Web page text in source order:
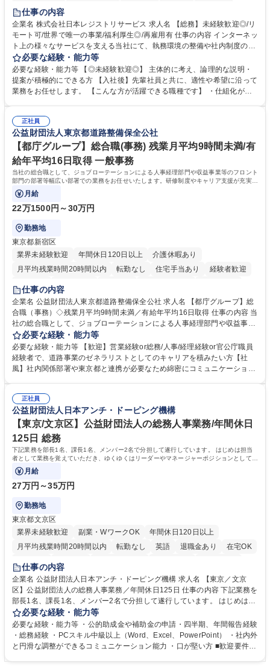
住宅手当あり
完全週休2日制
交通費支給 駅近5分以内 土日祝休み 服装自由
仕事の内容
企業名 株式会社日本レジストリサービス 求人名 【総務】未経験歓迎◎/リ
モート可/世界で唯一の事業/福利厚生◎/再雇用有 仕事の内容 インターネッ
ト上の様々なサービスを支える当社にて、執務環境の整備や社内制度の検
討、イベント運営などの幅広い業務を担当し、間接的に会社の生産性向上
や成長に貢献している部署です。 会社の全メンバーが安心して長く成果を
発揮できる環境を整えるために、毎日のメンテナンスや維持管理に加え、
新たな施策検討を積極的に行っていただき、会社全体を巻き込み課題解決
幅広い業務の体得が可能で、多様なキャリアパスを描くことも可能です。
募集職種 【総務】未経験歓迎◎/リモート可/世界で唯一の事業/福利厚生◎/
再雇用有
必要な経験・能力等
必要な経験・能力等 【◎未経験歓迎◎】 主体的に考え、論理的な説明・
提案が積極的にできる方 【入社後】先輩社員と共に、適性や希望に沿って
業務をお任せします。 【こんな方が活躍できる職種です】 ・仕組化が好
対処できる・新しいことに興味関心がある 【魅力】■自己啓発支援：資格
取得や通信教育など費用の80%（年間25万円まで）を補助 ■住宅手当：家
賃の50%（月額7万円まで）を補助 学歴・資格 学歴：大学院 大学 語学
力： 資格：
正社員
公益財団法人東京都道路整備保全公社
【都庁グループ】総合職(事務) 残業月平均9時間未満/有
給年平均16日取得 一般事務
当社の総合職として、ジョブローテーションによる人事経理部門や収益事業等のフロント
部門の部署等幅広い部署での業務をお任せいたします。研修制度やキャリア支援が充実し
ております！ ※下記業務詳細
月給
22万1500円～30万円
勤務地
東京都新宿区
業界未経験歓迎
年間休日120日以上
介護休暇あり
月平均残業時間20時間以内
転勤なし 住宅手当あり
経験者歓迎
研修あり
退職金あり
駅近5分以内
資格取得手当あり 食事補助あり
仕事の内容
企業名 公益財団法人東京都道路整備保全公社 求人名 【都庁グループ】総
合職（事務）◇残業月平均9時間未満／有給年平均16日取得 仕事の内容 当
社の総合職として、ジョブローテーションによる人事経理部門や収益事業
等のフロント部門の部署等幅広い部署での業務をお任せいたします。研修
制度やキャリア支援が充実しております！ ※下記業務詳細 【業務詳細】■
管理部門：広報、人事、経理など当公社の運営に係る管理業務 ■収益部
門：駐車場の新規開拓、管理運営、新宿駅西口広場の「イベントコーナ
道路施設や道路工事現場の見学ツアー事業 ※入社後は上記いずれかの部門
へ配属。※業務内容変更の範囲：会社の定める業務 募集職種 【都庁グル
ープ】総合職（事務）◇残業月平均9時間未満／有給年平均16日取得
必要な経験・能力等
必要な経験・能力等 【歓迎】営業経験or総務/人事/経理経験or官公庁職員
経験者で、道路事業のゼネラリストとしてのキャリアを積みたい方【社
風】社内関係部署や東京都と連携が必要なため綿密にコミュニケーション
部門など多岐に渡る業務を経験できます。 ■様々なプロジェクト：駐車場
事業の他、新宿駅西口広場内に設置された照明を兼ねた広告「ブライトサ
イン」の管理運営を行うなど、事業収益を生み出す活動を積極的に行って
います。 学歴・資格 学歴：大学院 大学 高専 短大 専修学校 高校 語学力：
資格：
正社員
公益財団法人日本アンチ・ドーピング機構
【東京/文京区】公益財団法人の総務人事業務/年間休日
125日 総務
下記業務を部長1名、課長1名、メンバー2名で分担して遂行しています。 はじめは担当
者として業務を覚えていただき、ゆくゆくはリーダーやマネージャーポジションとして活
躍いただくことを期待しています。
月給
27万円～35万円
勤務地
東京都文京区
業界未経験歓迎
副業・WワークOK
年間休日120日以上
月平均残業時間20時間以内
転勤なし 英語 退職金あり
在宅OK
賞与あり
育休あり
食事補助あり
仕事の内容
企業名 公益財団法人日本アンチ・ドーピング機構 求人名 【東京／文京
区】公益財団法人の総務人事業務／年間休日125日 仕事の内容 下記業務を
部長1名、課長1名、メンバー2名で分担して遂行しています。 はじめは担
当者として業務を覚えていただき、ゆくゆくはリーダーやマネージャーポ
ジションとして活躍いただくことを期待しています。 【総務・人事グルー
プの業務内容】 ・人事制度関連 ・採用活動 ・教育研修の企画、実行 ・勤
怠管理 ・官公庁への各種提出 ・法定の会議運営（評議員会、理事会） ・
必要な経験・能力等
必要な経験・能力等 ・公的助成金や補助金の申請・四半期、年間報告経験
・総務経験 ・PCスキル中級以上（Word、Excel、PowerPoint） ・社内外
と円滑な調整ができるコミュニケーション能力 ・口が堅い方 ■歓迎要件